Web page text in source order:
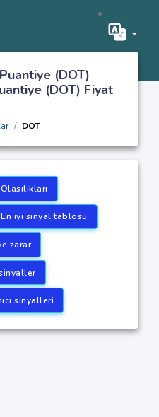
(DOT)
(DOT) Fiyat
DOT
En iyi sinyal tablosu
zarar
sinyalleri